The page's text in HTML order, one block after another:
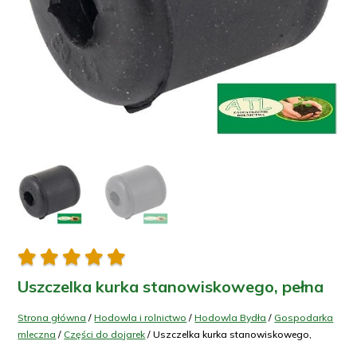
    
Uszczelka kurka stanowiskowego, pełna
Strona główna /Hodowla i rolnictwo /Hodowla Bydła / Gospodarka
mleczna / Części do dojarek / Uszczelka kurka stanowiskowego,